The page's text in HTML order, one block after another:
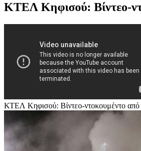
ΚΤΕΛ Κηφισού: Βίντεο-
ΚΤΕΛ Κηφισού: Βίντεο-ντοκουμέντο